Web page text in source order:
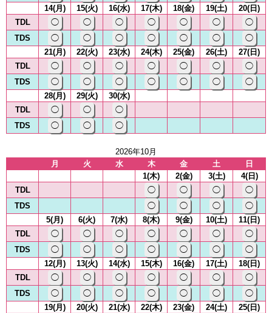
14(月)
15(火) 16(水) 17(木) 18(金) 19(土)
20(日)
TDL
◯ ◯ ◯ ◯ ◯ ◯
◯
TDS
◯ ◯ ◯ ◯ ◯ ◯
◯
21(月)
22(火) 23(水) 24(木) 25(金) 26(土)
27(日)
TDL
◯ ◯ ◯ ◯ ◯ ◯
◯
TDS
◯ ◯ ◯ ◯ ◯ ◯
◯
28(月)
29(火)
30(水)
TDL
◯ ◯
◯
TDS
◯ ◯ ◯
2026年10月
月
火 水 木 金 土
日
1(木)
2(金) 3(土)
4(日)
TDL
◯ ◯ ◯
◯
TDS
◯ ◯ ◯
◯
5(月)
6(火) 7(水) 8(木) 9(金) 10(土)
11(日)
TDL
◯ ◯ ◯ ◯ ◯ ◯
◯
TDS
◯ ◯ ◯ ◯ ◯ ◯
◯
12(月)
13(火) 14(水) 15(木) 16(金) 17(土)
18(日)
TDL
◯ ◯ ◯ ◯ ◯ ◯
◯
TDS
◯ ◯ ◯ ◯ ◯ ◯
◯
19(月)
20(火) 21(水) 22(木) 23(金) 24(土)
25(日)